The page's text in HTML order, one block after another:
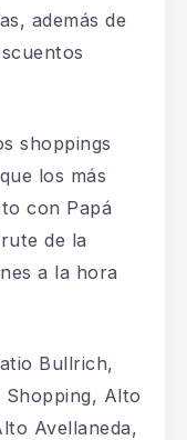
además de
shoppings
los más
con Papá
de la
a la hora
Bullrich,
Alto
Avellaneda,